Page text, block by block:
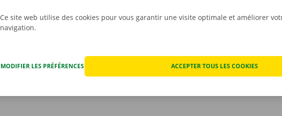
j/7 dans toute l’Europe. Ainsi, vous rentrez toujours en toute sécurité.
Ce site web utilise des cookies pour vous garantir une visite optimale et améliorer
navigation.
MODIFIER LES PRÉFÉRENCES ACCEPTER TOUS LES COOKIES